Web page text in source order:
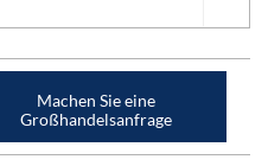
Machen Sie eine
Großhandelsanfrage